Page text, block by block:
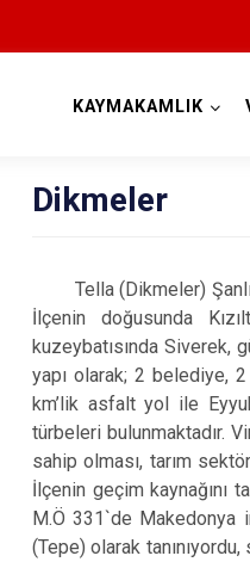
KAYMAKAMLIK
Dikmeler
Tella (Dikmeler)
İlçenin doğusunda
kuzeybatısında Siverek,
yapı olarak; 2 belediye,
km’lik asfalt yol ile
türbeleri bulunmaktadır.
sahip olması, tarım
İlçenin geçim kaynağını
M.Ö 331`de Makedonya
(Tepe) olarak